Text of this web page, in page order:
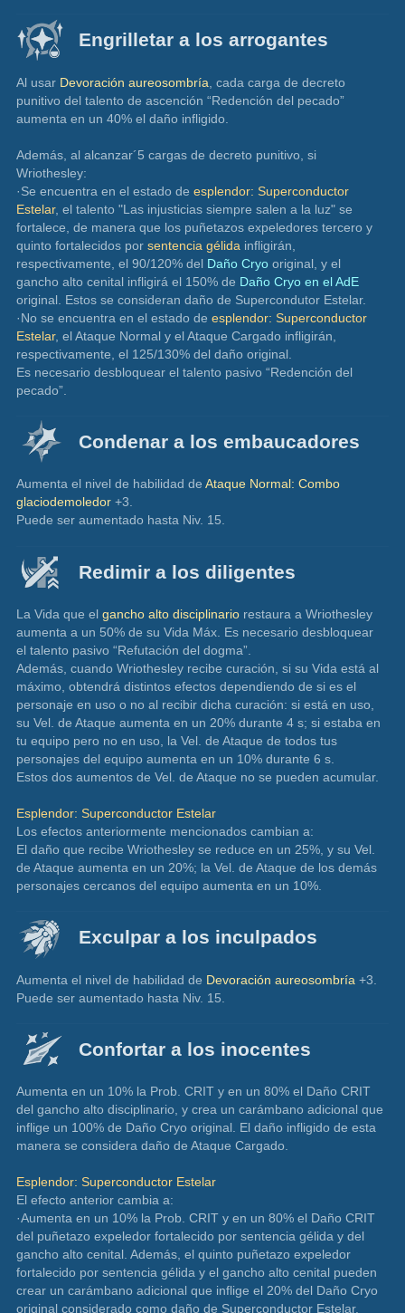
Engrilletar a los arrogantes
Al usar Devoración aureosombría , cada carga de decreto
punitivo del talento de ascención “Redención del pecado”
aumenta en un 40% el daño infligido.
Además, al alcanzar´5 cargas de decreto punitivo, si
Wriothesley:
·Se encuentra en el estado de esplendor: Superconductor
Estelar, el talento "Las injusticias siempre salen a la luz" se
fortalece, de manera que los puñetazos expeledores tercero y
quinto fortalecidos por sentencia gélida infligirán,
respectivamente, el 90/120% del Daño Cryo original, y el
gancho alto cenital infligirá el 150% de Daño Cryo en el AdE
original. Estos se consideran daño de Supercondutor Estelar.
·No se encuentra en el estado de esplendor: Superconductor
Estelar, el Ataque Normal y el Ataque Cargado infligirán,
respectivamente, el 125/130% del daño original.
Es necesario desbloquear el talento pasivo “Redención del
pecado”.
Condenar a los embaucadores
Aumenta el nivel de habilidad de Ataque Normal: Combo
glaciodemoledor +3.
Puede ser aumentado hasta Niv. 15.
Redimir a los diligentes
La Vida que el gancho alto disciplinario restaura a Wriothesley
aumenta a un 50% de su Vida Máx. Es necesario desbloquear
el talento pasivo “Refutación del dogma”.
Además, cuando Wriothesley recibe curación, si su Vida está al
máximo, obtendrá distintos efectos dependiendo de si es el
personaje en uso o no al recibir dicha curación: si está en uso,
su Vel. de Ataque aumenta en un 20% durante 4 s; si estaba en
tu equipo pero no en uso, la Vel. de Ataque de todos tus
personajes del equipo aumenta en un 10% durante 6 s.
Estos dos aumentos de Vel. de Ataque no se pueden acumular.
Esplendor: Superconductor Estelar
Los efectos anteriormente mencionados cambian a:
El daño que recibe Wriothesley se reduce en un 25%, y su Vel.
de Ataque aumenta en un 20%; la Vel. de Ataque de los demás
personajes cercanos del equipo aumenta en un 10%.
Exculpar a los inculpados
Aumenta el nivel de habilidad de Devoración aureosombría +3.
Puede ser aumentado hasta Niv. 15.
Confortar a los inocentes
Aumenta en un 10% la Prob. CRIT y en un 80% el Daño CRIT
del gancho alto disciplinario, y crea un carámbano adicional que
inflige un 100% de Daño Cryo original. El daño infligido de esta
manera se considera daño de Ataque Cargado.
Esplendor: Superconductor Estelar
El efecto anterior cambia a:
·Aumenta en un 10% la Prob. CRIT y en un 80% el Daño CRIT
del puñetazo expeledor fortalecido por sentencia gélida y del
gancho alto cenital. Además, el quinto puñetazo expeledor
fortalecido por sentencia gélida y el gancho alto cenital pueden
crear un carámbano adicional que inflige el 20% del Daño Cryo
original considerado como daño de Superconductor Estelar.